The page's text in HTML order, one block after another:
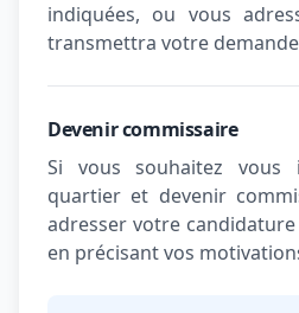
indiquées, ou vous
transmettra votre
Devenir commissaire
Si vous souhaitez vous
quartier et devenir
adresser votre
en précisant vos